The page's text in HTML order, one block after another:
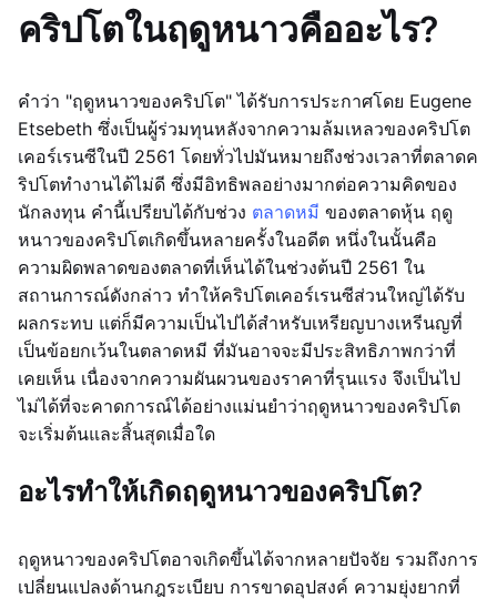
คริปโตในฤดูหนาวคืออะไร?
คำว่า "ฤดูหนาวของคริปโต" ได้รับการประกาศโดย Eugene
Etsebeth ซึ่งเป็นผู้ร่วมทุนหลังจากความล้มเหลวของคริปโต
เคอร์เรนซีในปี 2561 โดยทั่วไปมันหมายถึงช่วงเวลาที่ตลาดค
ริปโตทำงานได้ไม่ดี ซึ่งมีอิทธิพลอย่างมากต่อความคิดของ
นักลงทุน คำนี้เปรียบได้กับช่วง ตลาดหมี ของตลาดหุ้น ฤดู
หนาวของคริปโตเกิดขึ้นหลายครั้งในอดีต หนึ่งในนั้นคือ
ความผิดพลาดของตลาดที่เห็นได้ในช่วงต้นปี 2561 ใน
สถานการณ์ดังกล่าว ทำให้คริปโตเคอร์เรนซีส่วนใหญ่ได้รับ
ผลกระทบ แต่ก็มีความเป็นไปได้สำหรับเหรียญบางเหรีนญที่
เป็นข้อยกเว้นในตลาดหมี ที่มันอาจจะมีประสิทธิภาพกว่าที่
เคยเห็น เนื่องจากความผันผวนของราคาที่รุนแรง จึงเป็นไป
ไม่ได้ที่จะคาดการณ์ได้อย่างแม่นยำว่าฤดูหนาวของคริปโต
จะเริ่มต้นและสิ้นสุดเมื่อใด
อะไรทำให้เกิดฤดูหนาวของคริปโต?
ฤดูหนาวของคริปโตอาจเกิดขึ้นได้จากหลายปัจจัย รวมถึงการ
เปลี่ยนแปลงด้านกฎระเบียบ การขาดอุปสงค์ ความยุ่งยากที่